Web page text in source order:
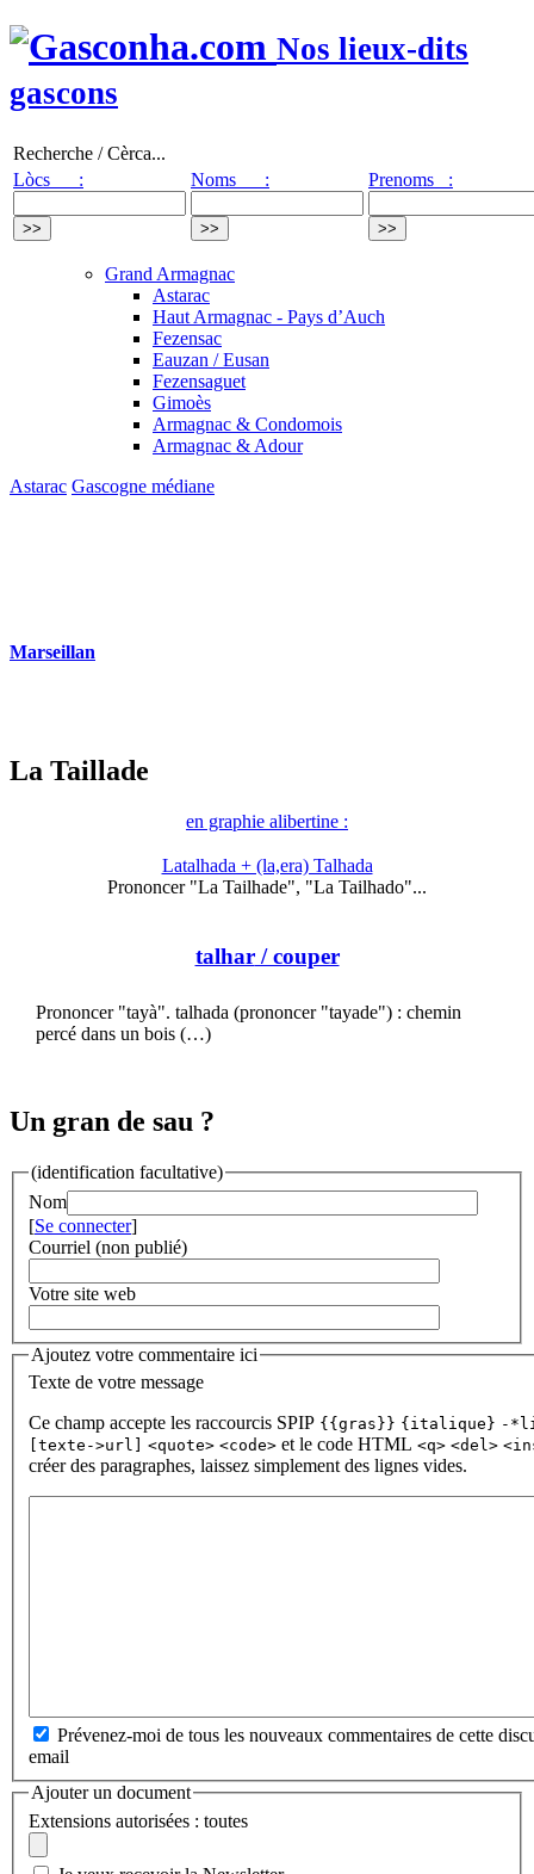
Nos lieux-dits
gascons
Recherche / Cèrca...
Lòcs :
Noms : Prenoms :
Grand Armagnac
Astarac
Haut Armagnac - Pays d’Auch
Fezensac
Eauzan / Eusan
Fezensaguet
Gimoès
Armagnac & Condomois
Armagnac & Adour
Astarac Gascogne médiane
Marseillan
La Taillade
en graphie alibertine :
Latalhada + (la,era) Talhada
Prononcer "La Tailhade", "La Tailhado"...
talhar/ couper
Prononcer "tayà". talhada (prononcer "tayade") : chemin
percé dans un bois (…)
Un gran de sau ?
(identification facultative)
Nom
[Se connecter]
Courriel (non publié)
Votre site web
Ajoutez votre commentaire ici
Texte de votre message
Ce champ accepte les raccourcis SPIP {{gras}} {italique} -
[texte->url]
<quote> <code> et le code HTML <q> <del>
créer des paragraphes, laissez simplement des lignes vides.
Prévenez-moi de tous les nouveaux commentaires de cette
email
Ajouter un document
Extensions autorisées : toutes